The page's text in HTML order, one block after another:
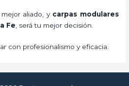
aliado, y carpas modulares
Fe , será tu mejor decisión.
con profesionalismo y eficacia.